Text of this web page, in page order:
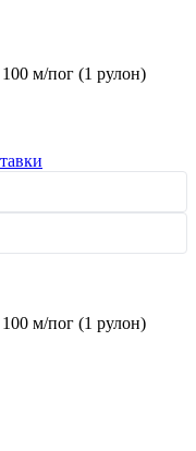
м/пог (1 рулон)
м/пог (1 рулон)